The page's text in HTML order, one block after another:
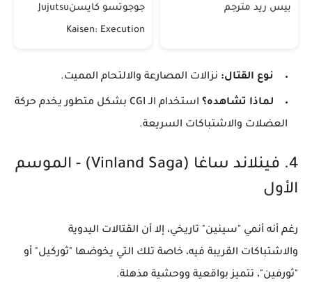
بيس ريد مترجم جوجوتسو كايسنJujutsu
Kaisen: Execution
نوع القتال: نزالات المصارعة والالتحام المميت.
لماذا تشاهده؟
استخدام الـ CGI بشكل متطور يخدم حركة
العضلات والاشتباكات السريعة.
​4. فينلاند ساغا (Vinland Saga) - الموسم
الأول
​رغم أنه أنمي "سينين" تاريخي، إلا أن القتالات اليدوية
والاشتباكات القريبة فيه، خاصة تلك التي يخوضها "ثوركيل" أو
"ثورفين"، تتميز بواقعية ووحشية مذهلة.